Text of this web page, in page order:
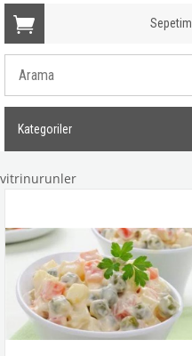
Sepetim
Kategoriler
vitrinurunler